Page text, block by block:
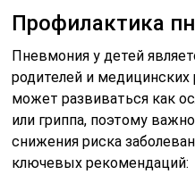
Профилактика
Пневмония у детей
родителей и
может развиваться как
или гриппа, поэтому
снижения риска
ключевых рекомендаций: